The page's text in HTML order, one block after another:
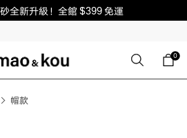
砂全新升級！全館 $399 免運
0
帽款